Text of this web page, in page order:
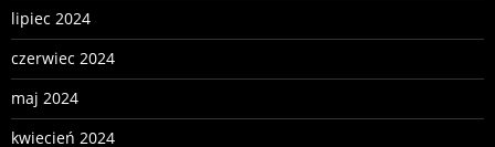
lipiec 2024
czerwiec 2024
maj 2024
kwiecień 2024